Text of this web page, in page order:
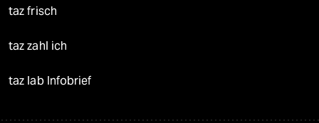
taz frisch
taz zahl ich
taz lab Infobrief